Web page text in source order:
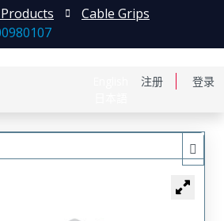
注册 登录
Cable Grips